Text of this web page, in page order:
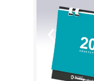
Previous